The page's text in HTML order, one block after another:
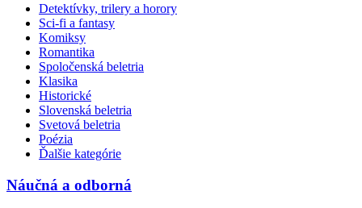
Detektívky, trilery a horory
Sci-fi a fantasy
Komiksy
Romantika
Spoločenská beletria
Klasika
Historické
Slovenská beletria
Svetová beletria
Poézia
Ďalšie kategórie
Náučná a odborná